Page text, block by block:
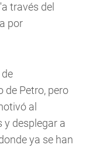
través del
por
de Petro, pero
al
y desplegar a
ya se han